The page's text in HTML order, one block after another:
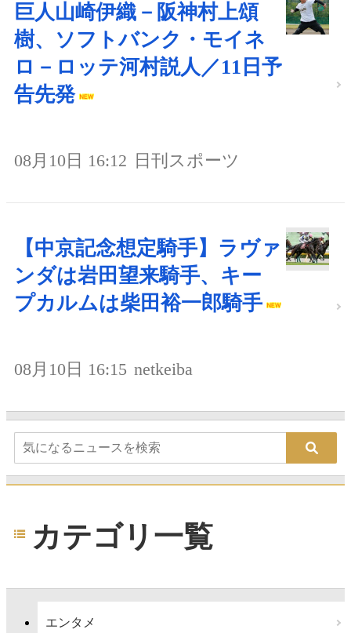
巨人山崎伊織－阪神村上頌
樹、ソフトバンク・モイネ
ロ－ロッテ河村説人／11日予
告先発
08月10日 16:12 日刊スポーツ
【中京記念想定騎手】ラヴァ
ンダは岩田望来騎手、キー
プカルムは柴田裕一郎騎手
08月10日 16:15 netkeiba
カテゴリ一覧
エンタメ